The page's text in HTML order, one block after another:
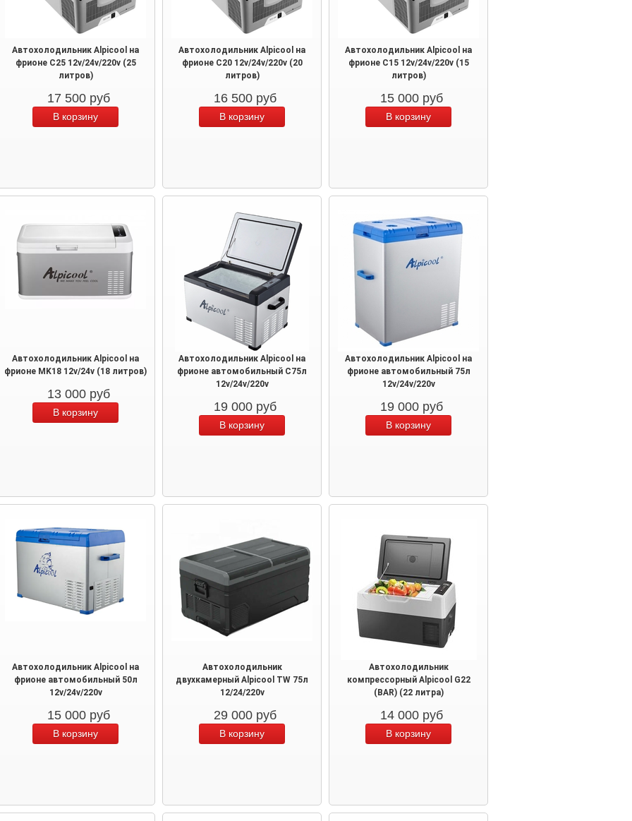
Автохолодильник Alpicool на
фрионе C25 12v/24v/220v (25
литров)
17 500 руб
Автохолодильник Alpicool на
фрионе C20 12v/24v/220v (20
литров)
16 500 руб
Автохолодильник Alpicool на
фрионе C15 12v/24v/220v (15
литров)
15 000 руб
Автохолодильник Alpicool на
фрионе MK18 12v/24v (18 литров)
13 000 руб
Автохолодильник Alpicool на
фрионе автомобильный C75л
12v/24v/220v
19 000 руб
Автохолодильник Alpicool на
фрионе автомобильный 75л
12v/24v/220v
19 000 руб
Автохолодильник Alpicool на
фрионе автомобильный 50л
12v/24v/220v
15 000 руб
Автохолодильник
двухкамерный Alpicool TW 75л
12/24/220v
29 000 руб
Автохолодильник
компрессорный Alpicool G22
(BAR) (22 литра)
14 000 руб